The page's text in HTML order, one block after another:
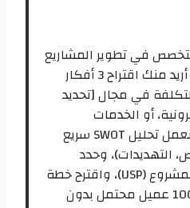
في تطوير المشاريع
الناشئة والربح من الإنترنت. أريد منك اقتراح 3 أفكار
في مجال [تحديد
أو الخدمات
المصغرة]. لكل فكرة، قم بعمل تحليل SWOT سريع
التهديدات)، وحدد
القيمة الفريدة التي تميز المشروع (USP)، واقترح خطة
تسويقية أولية لجلب أول 100 عميل محتمل بدون